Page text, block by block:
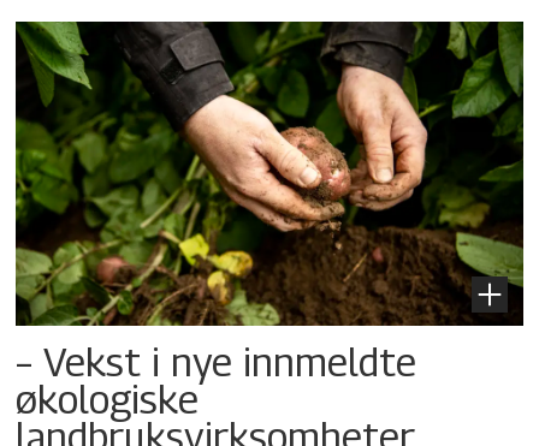
– Vekst i nye innmeldte
økologiske
landbruksvirksomheter